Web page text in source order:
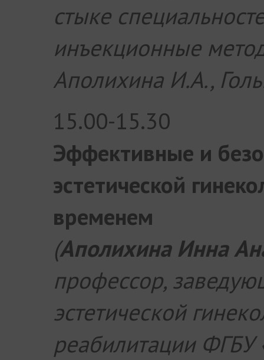
стыке
инъекционные
Аполихина И.А.,
15.00-15.30
Эффективные и
эстетической
временем
(Аполихина Инна
профессор,
эстетической
реабилитации